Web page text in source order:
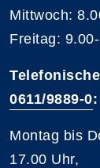
Mittwoch:
Freitag:
0611/9889-0:
Montag bis
17.00 Uhr,